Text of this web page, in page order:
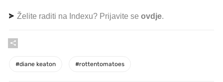
Želite raditi na Indexu? Prijavite se ovdje.
#diane keaton #rottentomatoes